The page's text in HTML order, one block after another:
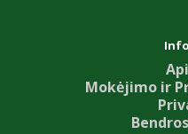
Mokėjimo ir